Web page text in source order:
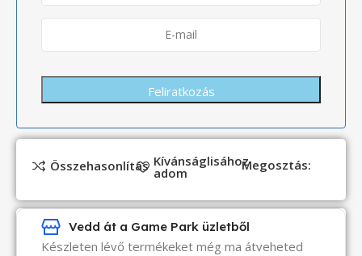
Összehasonlítás Kívánságlisához
adom Megosztás:
Vedd át a Game Park üzletből
Készleten lévő termékeket még ma átveheted